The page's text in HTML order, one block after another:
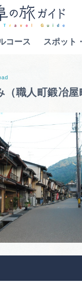
コース スポット
ース
・体験
職人町鍛冶屋